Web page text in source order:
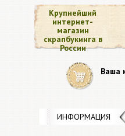
Крупнейший
интернет-
магазин
скрапбукинга в
России
Ваша
ИНФОРМАЦИЯ